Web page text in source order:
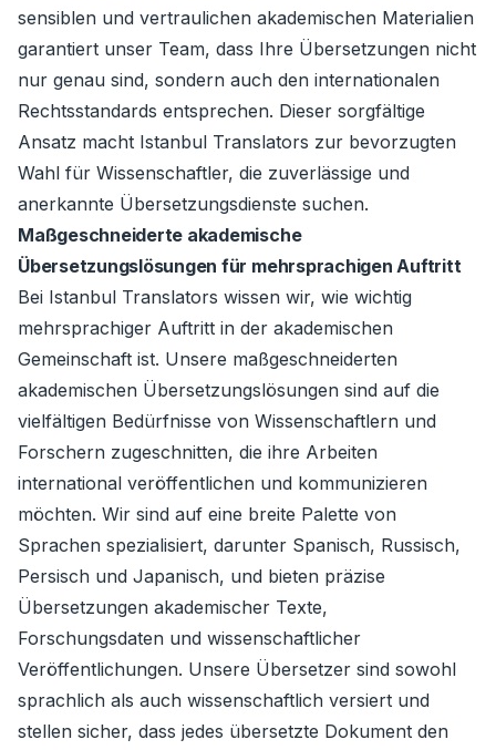
sensiblen und vertraulichen akademischen Materialien
garantiert unser Team, dass Ihre Übersetzungen nicht
nur genau sind, sondern auch den internationalen
Rechtsstandards entsprechen. Dieser sorgfältige
Ansatz macht Istanbul Translators zur bevorzugten
Wahl für Wissenschaftler, die zuverlässige und
anerkannte Übersetzungsdienste suchen.
Maßgeschneiderte akademische
Übersetzungslösungen für mehrsprachigen Auftritt
Bei Istanbul Translators wissen wir, wie wichtig
mehrsprachiger Auftritt in der akademischen
Gemeinschaft ist. Unsere maßgeschneiderten
akademischen Übersetzungslösungen sind auf die
vielfältigen Bedürfnisse von Wissenschaftlern und
Forschern zugeschnitten, die ihre Arbeiten
international veröffentlichen und kommunizieren
möchten. Wir sind auf eine breite Palette von
Sprachen spezialisiert, darunter Spanisch, Russisch,
Persisch und Japanisch, und bieten präzise
Übersetzungen akademischer Texte,
Forschungsdaten und wissenschaftlicher
Veröffentlichungen. Unsere Übersetzer sind sowohl
sprachlich als auch wissenschaftlich versiert und
stellen sicher, dass jedes übersetzte Dokument den